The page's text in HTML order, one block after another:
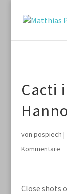
Cacti
von pospiech |
Kommentare
Close shots